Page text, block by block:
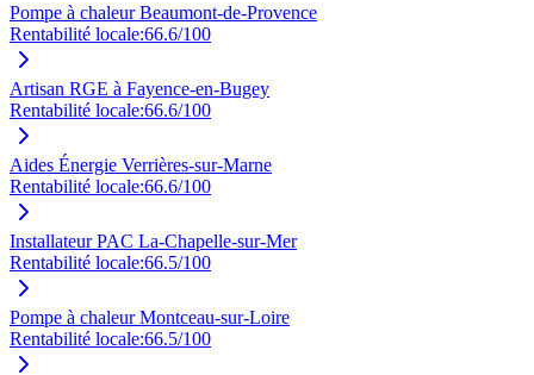
Pompe à chaleur Beaumont-de-Provence
Rentabilité locale:66.6/100
Artisan RGE à Fayence-en-Bugey
Rentabilité locale:66.6/100
Aides Énergie Verrières-sur-Marne
Rentabilité locale:66.6/100
Installateur PAC La-Chapelle-sur-Mer
Rentabilité locale:66.5/100
Pompe à chaleur Montceau-sur-Loire
Rentabilité locale:66.5/100